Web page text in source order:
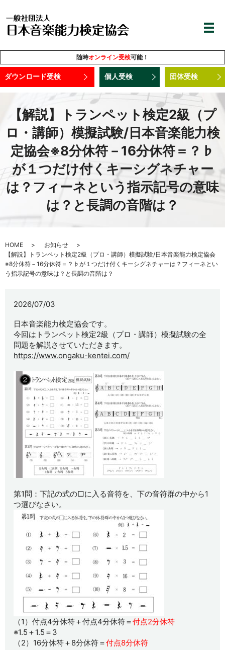
随時オンライン受検可能！
ダウンロード受検 個人受検 団体受検
【解説】トランペット検定2級（プ
ロ・講師）模擬試験/日本音楽能力検
定協会※8分休符－16分休符＝？♭
が１つだけ付くキーシグネチャー
は？フィーネという指示記号の意味
は？と長調の音階は？
HOME
お知らせ
【解説】トランペット検定2級（プロ・講師）模擬試験/日本音楽能力検定協会
※8分休符－16分休符＝？♭が１つだけ付くキーシグネチャーは？フィーネとい
う指示記号の意味は？と長調の音階は？
2026/07/03
日本音楽能力検定協会です。
今回はトランペット検定2級（プロ・講師）模擬試験の全
問題を解説させていただきます。
https://www.ongaku-kentei.com/
第1問：下記の式の□に入る音符を、下の音符群の中から1
つ選びなさい。
（1）付点4分休符＋付点4分休符＝付点2分休符
※1.5＋1.5＝3
（2）16分休符＋8分休符＝付点8分休符